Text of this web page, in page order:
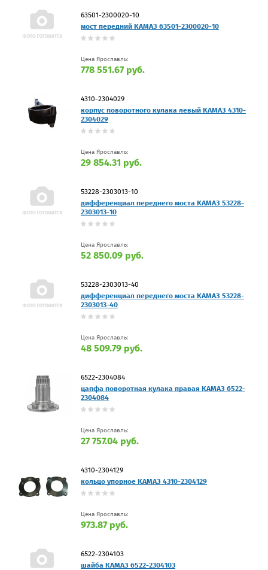
63501-2300020-10
мост передний КАМАЗ 63501-2300020-10
Цена Ярославль:
778 551.67 руб.
4310-2304029
корпус поворотного кулака левый КАМАЗ 4310-
2304029
Цена Ярославль:
29 854.31 руб.
53228-2303013-10
дифференциал переднего моста КАМАЗ 53228-
2303013-10
Цена Ярославль:
52 850.09 руб.
53228-2303013-40
дифференциал переднего моста КАМАЗ 53228-
2303013-40
Цена Ярославль:
48 509.79 руб.
6522-2304084
цапфа поворотная кулака правая КАМАЗ 6522-
2304084
Цена Ярославль:
27 757.04 руб.
4310-2304129
кольцо упорное КАМАЗ 4310-2304129
Цена Ярославль:
973.87 руб.
6522-2304103
шайба КАМАЗ 6522-2304103